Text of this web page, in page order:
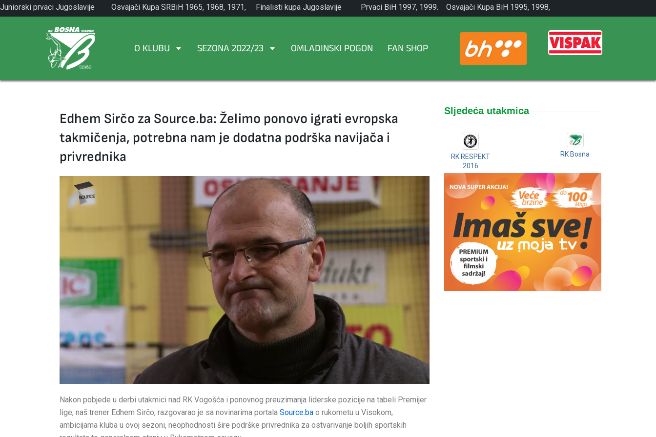
Skip
to
Juniorski prvaci Jugoslavije
1971.
Osvajači Kupa SRBiH 1965, 1968, 1971,
1982.
Finalisti kupa Jugoslavije
1965.
Prvaci BiH 1997, 1999.
Osvajači Kupa BiH 1995, 1998,
2001.
O KLUBU SEZONA 2022/23 OMLADINSKI POGON FAN SHOP
Edhem Sirčo za Source.ba: Želimo ponovo igrati evropska
takmičenja, potrebna nam je dodatna podrška navijača i
privrednika
Nakon pobjede u derbi utakmici nad RK Vogošća i ponovnog preuzimanja liderske pozicije na tabeli Premijer
lige, naš trener Edhem Sirčo, razgovarao je sa novinarima portala Source.ba o rukometu u Visokom,
ambicijama kluba u ovoj sezoni, neophodnosti šire podrške privrednika za ostvarivanje boljih sportskih
Sljedeća utakmica
RK RESPEKT
2016
RK Bosna